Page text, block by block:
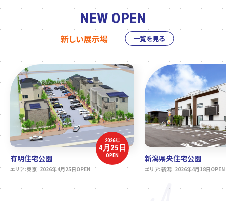
NEW OPEN
新しい展示場 一覧を見る
2026年
4月25日
OPEN
有明住宅公園
エリア：東京 2026年4月25日OPEN
新潟県央住宅公園
エリア：新潟 2026年4月18日OPEN